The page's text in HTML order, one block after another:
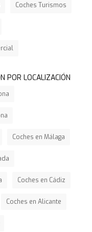
Coches Turismos
POR LOCALIZACIÓN
Coches en Málaga
Coches en Cádiz
Coches en Alicante